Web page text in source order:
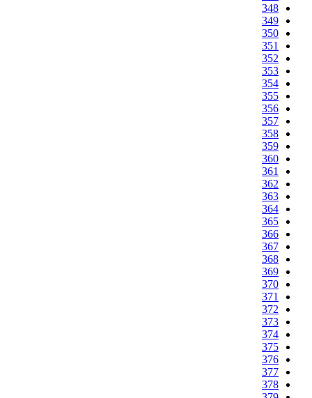
348
349
350
351
352
353
354
355
356
357
358
359
360
361
362
363
364
365
366
367
368
369
370
371
372
373
374
375
376
377
378